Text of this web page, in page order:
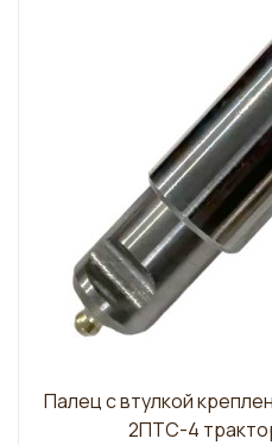
Палец с втулкой
2ПТС-4